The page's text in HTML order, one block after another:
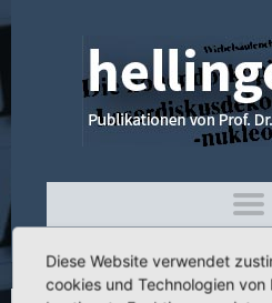
Diese Website verwendet
cookies und Technologien